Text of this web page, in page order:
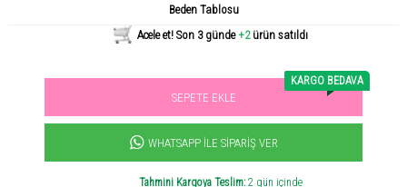
Beden Tablosu
Acele et! Son 3 günde+2 ürün satıldı
Sevilen ürün! 11.3B kişi favoriledi!
SEPETE EKLE
KARGO BEDAVA
WHATSAPP İLE SIPARIŞ VER
Tahmini Kargoya Teslim:2 gün içinde